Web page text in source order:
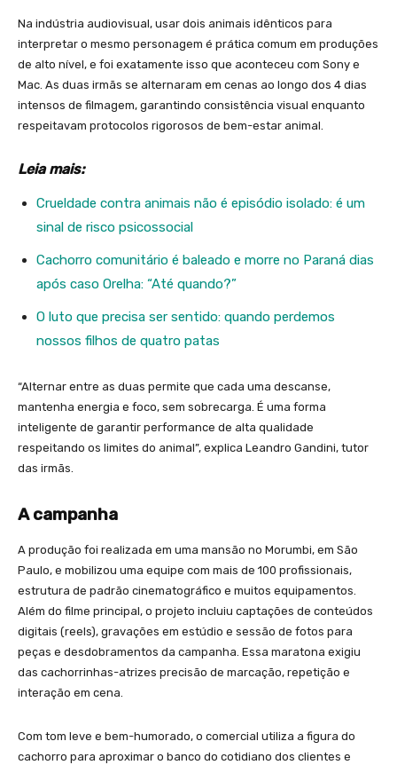
Na indústria audiovisual, usar dois animais idênticos para
interpretar o mesmo personagem é prática comum em produções
de alto nível, e foi exatamente isso que aconteceu com Sony e
Mac. As duas irmãs se alternaram em cenas ao longo dos 4 dias
intensos de filmagem, garantindo consistência visual enquanto
respeitavam protocolos rigorosos de bem-estar animal.
Leia mais:
Crueldade contra animais não é episódio isolado: é um
sinal de risco psicossocial
Cachorro comunitário é baleado e morre no Paraná dias
após caso Orelha: “Até quando?”
O luto que precisa ser sentido: quando perdemos
nossos filhos de quatro patas
“Alternar entre as duas permite que cada uma descanse,
mantenha energia e foco, sem sobrecarga. É uma forma
inteligente de garantir performance de alta qualidade
respeitando os limites do animal”, explica Leandro Gandini, tutor
das irmãs.
A campanha
A produção foi realizada em uma mansão no Morumbi, em São
Paulo, e mobilizou uma equipe com mais de 100 profissionais,
estrutura de padrão cinematográfico e muitos equipamentos.
Além do filme principal, o projeto incluiu captações de conteúdos
digitais (reels), gravações em estúdio e sessão de fotos para
peças e desdobramentos da campanha. Essa maratona exigiu
das cachorrinhas-atrizes precisão de marcação, repetição e
interação em cena.
Com tom leve e bem-humorado, o comercial utiliza a figura do
cachorro para aproximar o banco do cotidiano dos clientes e